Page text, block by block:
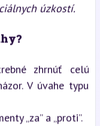
úzkostí.
zhrnúť celú
V úvahe typu
„za” a „proti”.